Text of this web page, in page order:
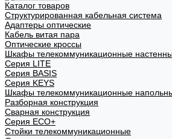
Каталог товаров
Структурированная кабельная система
Адаптеры оптические
Кабель витая пара
Оптические кроссы
Шкафы телекоммуникационные
Cерия LITE
Cерия BASIS
Cерия KEYS
Шкафы телекоммуникационные
Разборная конструкция
Сварная конструкция
Серия ECO+
Стойки телекоммуникационные